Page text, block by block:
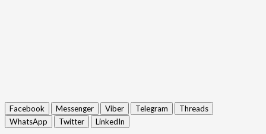
Facebook Messenger Viber Telegram
Threads
WhatsApp
Twitter LinkedIn